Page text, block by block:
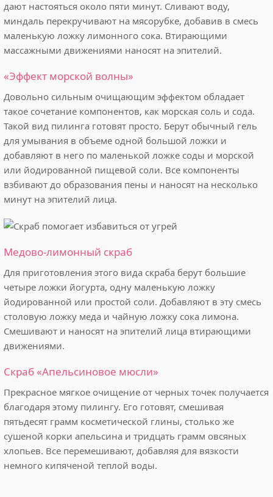
дают настояться около пяти минут. Сливают воду,
миндаль перекручивают на мясорубке, добавив в смесь
маленькую ложку лимонного сока. Втирающими
массажными движениями наносят на эпителий.
«Эффект морской волны»
Довольно сильным очищающим эффектом обладает
такое сочетание компонентов, как морская соль и сода.
Такой вид пилинга готовят просто. Берут обычный гель
для умывания в объеме одной большой ложки и
добавляют в него по маленькой ложке соды и морской
или йодированной пищевой соли. Все компоненты
взбивают до образования пены и наносят на несколько
минут на эпителий лица.
Медово-лимонный скраб
Для приготовления этого вида скраба берут большие
четыре ложки йогурта, одну маленькую ложку
йодированной или простой соли. Добавляют в эту смесь
столовую ложку меда и чайную ложку сока лимона.
Смешивают и наносят на эпителий лица втирающими
движениями.
Скраб «Апельсиновое мюсли»
Прекрасное мягкое очищение от черных точек получается
благодаря этому пилингу. Его готовят, смешивая
пятьдесят грамм косметической глины, столько же
сушеной корки апельсина и тридцать грамм овсяных
хлопьев. Все перемешивают, добавляя для вязкости
немного кипяченой теплой воды.